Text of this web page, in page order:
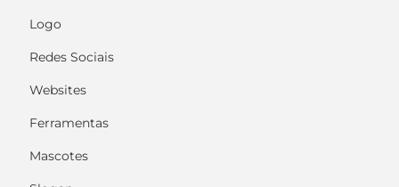
Logo
Redes Sociais
Websites
Ferramentas
Mascotes